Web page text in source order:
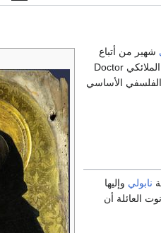
شهير من أتباع
، طُوب قديساً. هو أحد علماء الكنيسة الثلاثة والثلاثين، ويعرف بأنه العالم الملائكي Doctor
الأساسي
نابولي وإليها
العائلة أن